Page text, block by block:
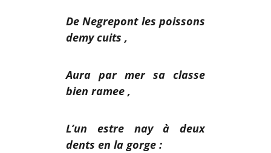
De Negrepont les poissons
demy cuits ,
Aura par mer sa classe
bien ramee ,
L’un estre nay à deux
dents en la gorge :